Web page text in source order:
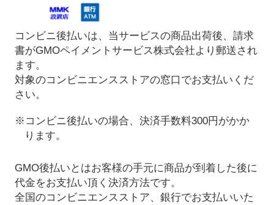
コンビニ後払いは、当サービスの商品出荷後、請求
書がGMOペイメントサービス株式会社より郵送され
ます。
対象のコンビニエンスストアの窓口でお支払いくだ
さい。
※コンビニ後払いの場合、決済手数料300円がかか
ります。
GMO後払いとはお客様の手元に商品が到着した後に
代金をお支払い頂く決済方法です。
全国のコンビニエンスストア、銀行でお支払いいた